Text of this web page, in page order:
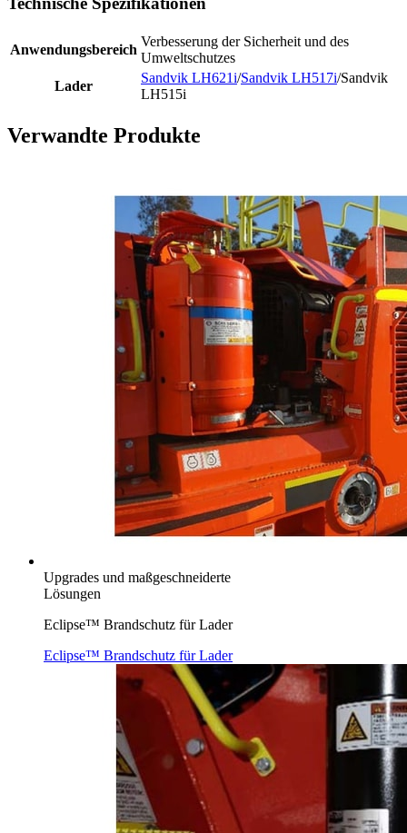
Anwendungsbereich
Verbesserung der Sicherheit und des
Umweltschutzes
Lader
Sandvik LH621i/Sandvik LH517i/Sandvik
LH515i
Verwandte Produkte
Upgrades und maßgeschneiderte
Lösungen
Eclipse™ Brandschutz für Lader
Eclipse™ Brandschutz für Lader